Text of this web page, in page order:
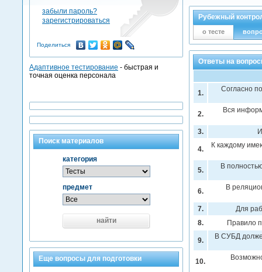
Рубежный
о тесте
Ответы на
1. Согласно
2. Вся
3.
4. К каждому
5. В
6. В
7.
Для
8.
Правило
9. В СУБД
10.
забыли пароль?
зарегистрироваться
Поделиться
Адаптивное тестирование - быстрая и
точная оценка персонала
Поиск материалов
категория
предмет
найти
Еще вопросы для подготовки